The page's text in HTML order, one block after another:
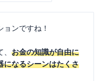
ンですね！
お金の知識が自由に
になるシーンはたくさ